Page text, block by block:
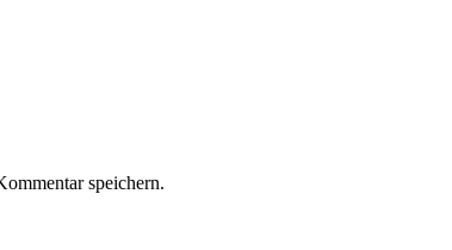
speichern.